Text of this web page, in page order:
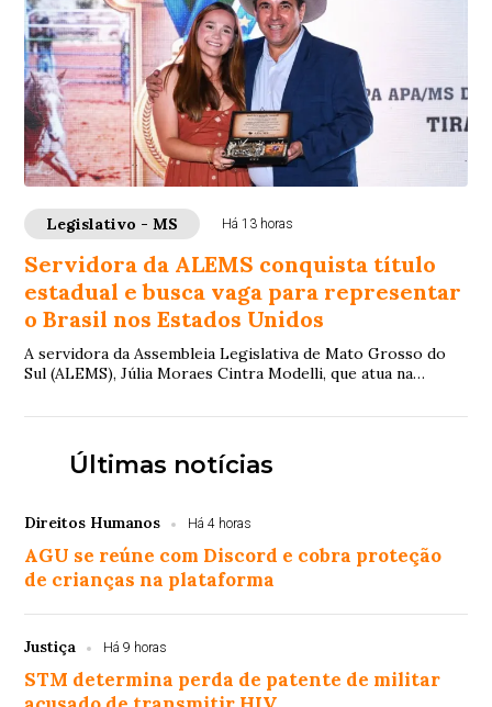
Legislativo - MS Há 13 horas
Servidora da ALEMS conquista título
estadual e busca vaga para representar
o Brasil nos Estados Unidos
A servidora da Assembleia Legislativa de Mato Grosso do
Sul (ALEMS), Júlia Moraes Cintra Modelli, que atua na
Últimas notícias
Direitos Humanos Há 4 horas
AGU se reúne com Discord e cobra proteção
de crianças na plataforma
Justiça Há 9 horas
STM determina perda de patente de militar